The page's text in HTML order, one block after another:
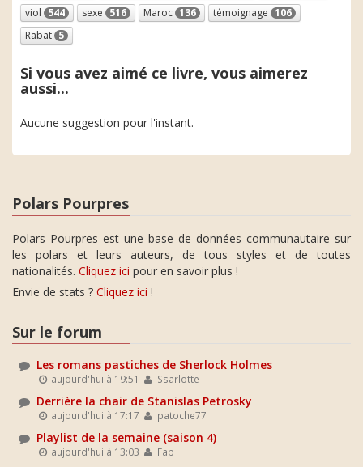
viol 544 sexe 516 Maroc 136 témoignage 106
Rabat 5
Si vous avez aimé ce livre, vous aimerez
aussi...
Aucune suggestion pour l'instant.
Polars Pourpres
Polars Pourpres est une base de données communautaire sur
les polars et leurs auteurs, de tous styles et de toutes
nationalités. Cliquez ici pour en savoir plus !
Envie de stats ? Cliquez ici !
Sur le forum
Les romans pastiches de Sherlock Holmes
aujourd'hui à 19:51 Ssarlotte
Derrière la chair de Stanislas Petrosky
aujourd'hui à 17:17 patoche77
Playlist de la semaine (saison 4)
aujourd'hui à 13:03 Fab